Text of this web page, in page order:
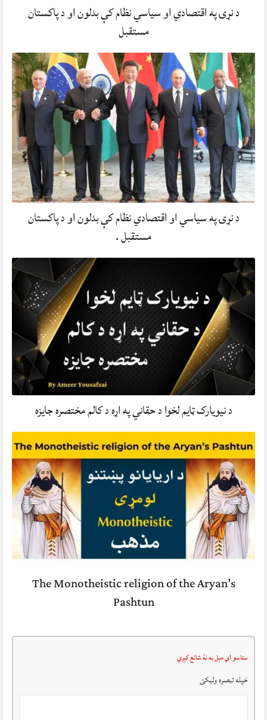
د نړۍ په اقتصادي او سیاسي نظام کې بدلون او د پاکستان
مستقبل
د نړۍ په سیاسي او اقتصادي نظام کې بدلون او د پاکستان
مستقبل .
د نیویارک ټایم لخوا د حقاني په اړه د کالم مختصره جایزه
The Monotheistic religion of the Aryan’s
Pashtun
ستاسو اي مېل به نۀ شائع کېږي
خپله تبصرہ وليکئ